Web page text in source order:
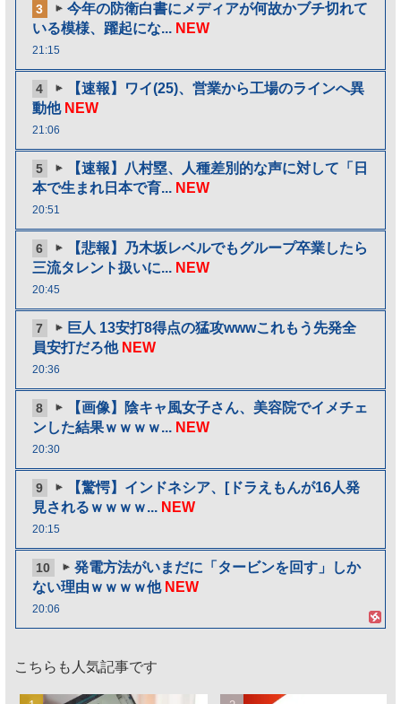
3
今年の防衛白書にメディアが何故かブチ切れて
いる模様、躍起にな... NEW
21:15
4
【速報】ワイ(25)、営業から工場のラインへ異
動他 NEW
21:06
5
【速報】八村塁、人種差別的な声に対して「日
本で生まれ日本で育... NEW
20:51
6
【悲報】乃木坂レベルでもグループ卒業したら
三流タレント扱いに... NEW
20:45
7
巨人 13安打8得点の猛攻wwwこれもう先発全
員安打だろ他 NEW
20:36
8
【画像】陰キャ風女子さん、美容院でイメチェ
ンした結果ｗｗｗｗ... NEW
20:30
9
【驚愕】インドネシア、[ドラえもんが16人発
見されるｗｗｗｗ... NEW
20:15
10
発電方法がいまだに「タービンを回す」しか
ない理由ｗｗｗｗ他 NEW
20:06
こちらも人気記事です